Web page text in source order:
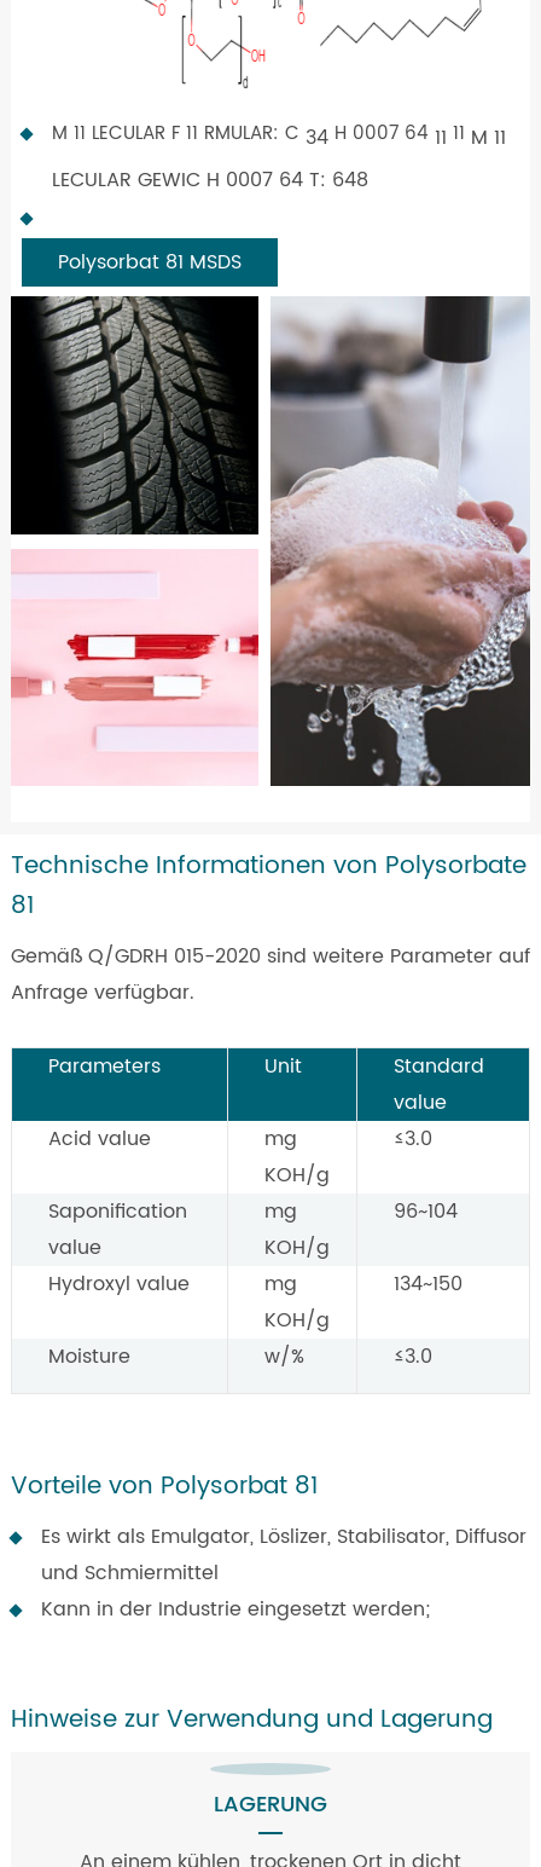
M 11 LECULAR F 11 RMULAR: C 34 H 0007 64 11 11 M 11
LECULAR GEWIC H 0007 64 T: 648
Polysorbat 81 MSDS
Technische Informationen von Polysorbate
81
Gemäß Q/GDRH 015-2020 sind weitere Parameter auf
Anfrage verfügbar.
Parameters Unit
Standard
value
Acid value
mg
KOH/g
≤3.0
Saponification
value
mg
KOH/g
96~104
Hydroxyl value
mg
KOH/g
134~150
Moisture w/% ≤3.0
Vorteile von Polysorbat 81
Es wirkt als Emulgator, Löslizer, Stabilisator, Diffusor
und Schmiermittel
Kann in der Industrie eingesetzt werden;
Hinweise zur Verwendung und Lagerung
LAGERUNG